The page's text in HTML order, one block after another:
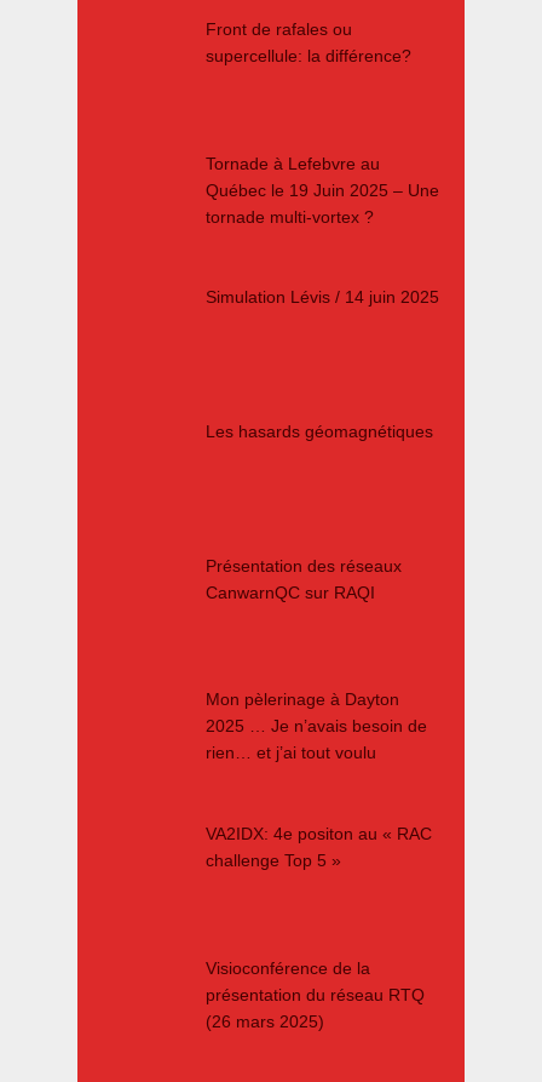
Front de rafales ou
supercellule: la différence?
Tornade à Lefebvre au
Québec le 19 Juin 2025 – Une
tornade multi-vortex ?
Simulation Lévis / 14 juin 2025
Les hasards géomagnétiques
Présentation des réseaux
CanwarnQC sur RAQI
Mon pèlerinage à Dayton
2025 … Je n’avais besoin de
rien… et j’ai tout voulu
VA2IDX: 4e positon au « RAC
challenge Top 5 »
Visioconférence de la
présentation du réseau RTQ
(26 mars 2025)